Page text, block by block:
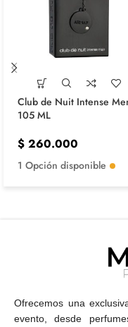
Club de Nuit Intense
105 ML
$ 260.000
1 Opción disponible
Ofrecemos una
evento, desde